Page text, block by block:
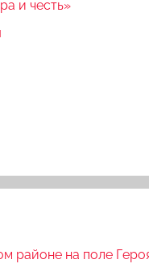
и честь»
районе на поле